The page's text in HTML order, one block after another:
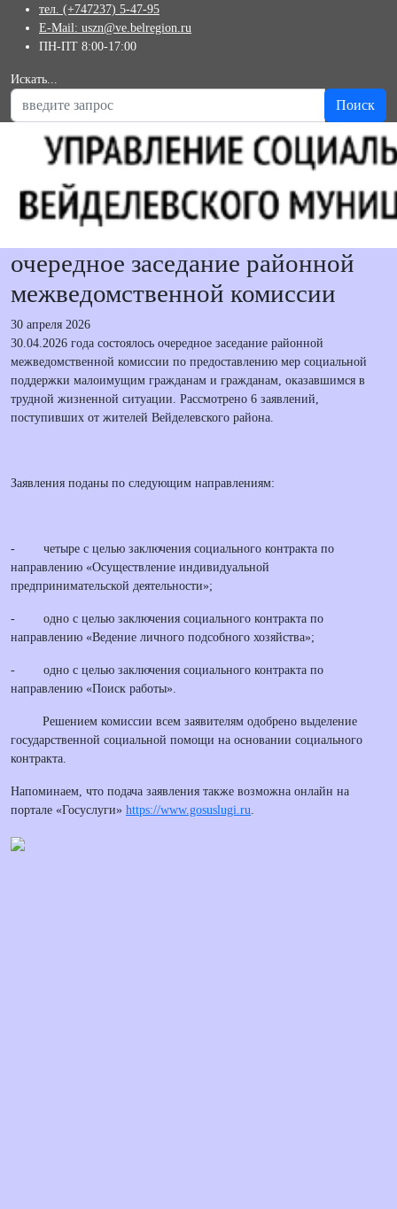
тел. (+747237) 5-47-95
E-Mail: uszn@ve.belregion.ru
ПН-ПТ 8:00-17:00
Искать...
Поиск
очередное заседание районной
межведомственной комиссии
30 апреля 2026
30.04.2026 года состоялось очередное заседание районной
межведомственной комиссии по предоставлению мер социальной
поддержки малоимущим гражданам и гражданам, оказавшимся в
трудной жизненной ситуации. Рассмотрено 6 заявлений,
поступивших от жителей Вейделевского района.
Заявления поданы по следующим направлениям:
- четыре с целью заключения социального контракта по
направлению «Осуществление индивидуальной
предпринимательской деятельности»;
- одно с целью заключения социального контракта по
направлению «Ведение личного подсобного хозяйства»;
- одно с целью заключения социального контракта по
направлению «Поиск работы».
Решением комиссии всем заявителям одобрено выделение
государственной социальной помощи на основании социального
контракта.
Напоминаем, что подача заявления также возможна онлайн на
портале «Госуслуги» https://www.gosuslugi.ru.